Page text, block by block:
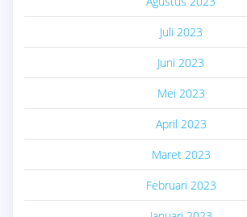
Juli 2023
Juni 2023
Mei 2023
April 2023
Maret 2023
Februari 2023